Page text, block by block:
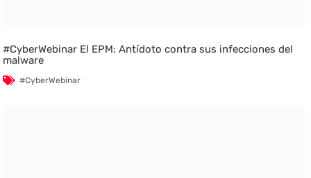
#CyberWebinar El EPM: Antídoto contra sus infecciones del
malware
#CyberWebinar